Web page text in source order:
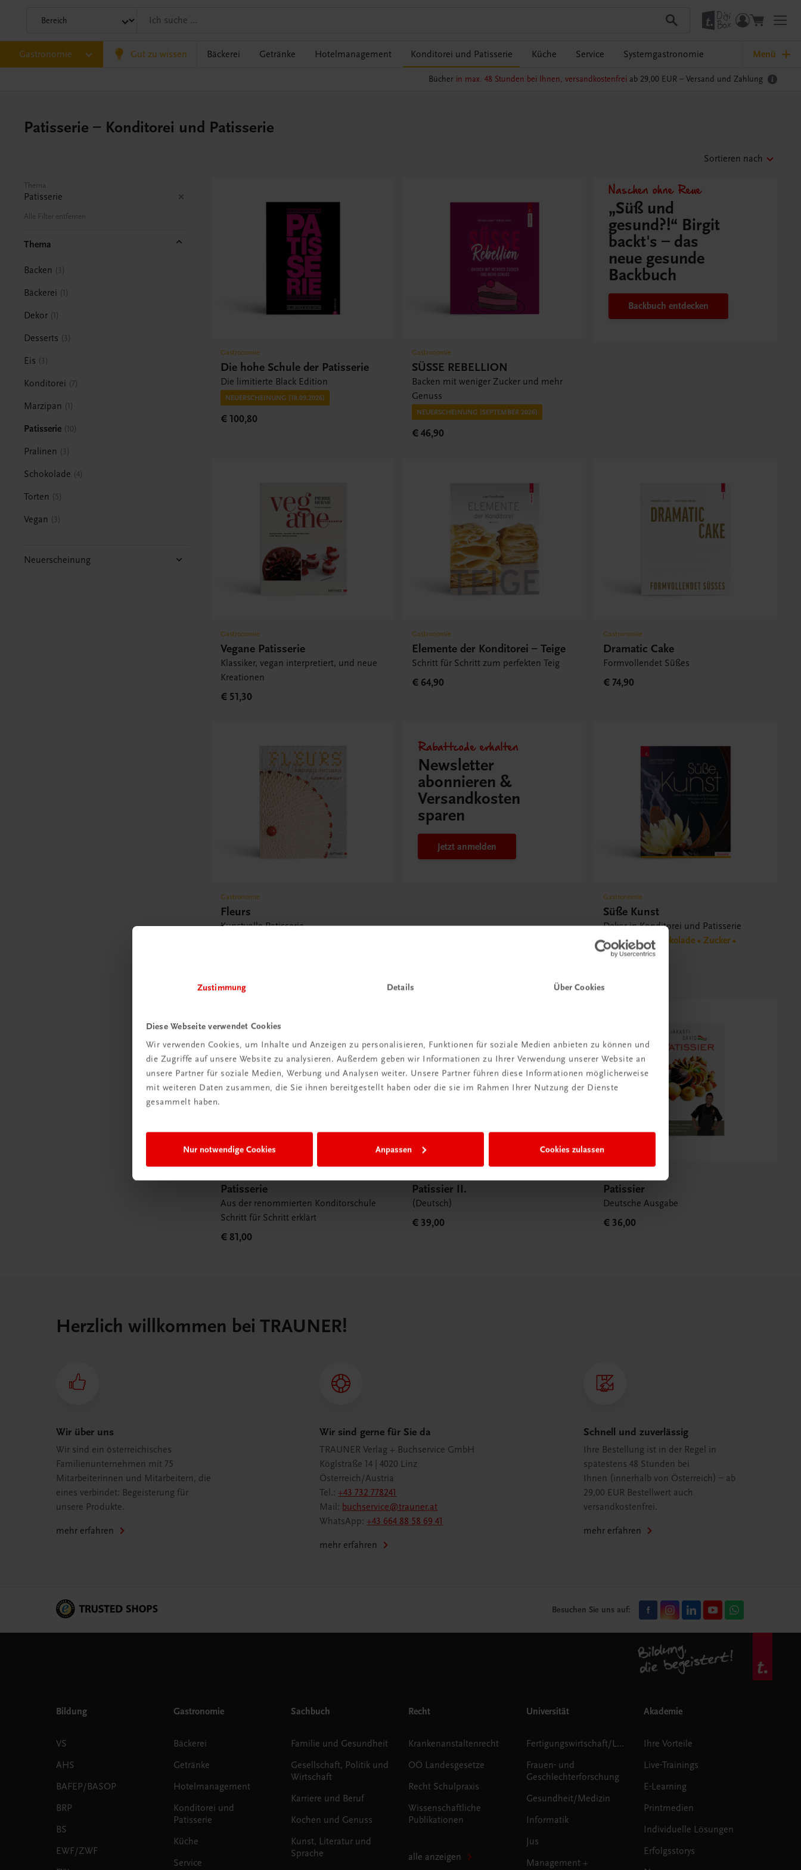
Zustimmung Details Über Cookies
Diese Webseite verwendet Cookies
Wir verwenden Cookies, um Inhalte und Anzeigen zu personalisieren, Funktionen für soziale Medien anbieten zu können und
die Zugriffe auf unsere Website zu analysieren. Außerdem geben wir Informationen zu Ihrer Verwendung unserer Website an
unsere Partner für soziale Medien, Werbung und Analysen weiter. Unsere Partner führen diese Informationen möglicherweise
mit weiteren Daten zusammen, die Sie ihnen bereitgestellt haben oder die sie im Rahmen Ihrer Nutzung der Dienste
gesammelt haben.
Nur notwendige Cookies Anpassen Cookies zulassen
Gastronomie Gut zu wissen Bäckerei Getränke Hotelmanagement Konditorei und Patisserie Küche Service Systemgastronomie Menü
Bücher in max. 48 Stunden bei Ihnen, versandkostenfrei ab 29,00 EUR – Versand und Zahlung
Patisserie – Konditorei und Patisserie
Sortieren nach
Thema
Patisserie
Alle Filter entfernen
Thema
Backen 3
Bäckerei 1
Dekor 1
Desserts 3
Eis 3
Konditorei 7
Marzipan 1
Patisserie 10
Pralinen 3
Schokolade 4
Torten 5
Vegan 3
Neuerscheinung
Gastronomie
Die hohe Schule der Patisserie
Die limitierte Black Edition
NEUERSCHEINUNG (18.09.2026)
€ 100,80
Gastronomie
SÜSSE REBELLION
Backen mit weniger Zucker und mehr
Genuss
NEUERSCHEINUNG (SEPTEMBER 2026)
€ 46,90
Naschen ohne Reue
„Süß und
gesund?!“ Birgit
backt's – das
neue gesunde
Backbuch
Backbuch entdecken
Gastronomie
Vegane Patisserie
Klassiker, vegan interpretiert, und neue
Kreationen
€ 51,30
Gastronomie
Elemente der Konditorei – Teige
Schritt für Schritt zum perfekten Teig
€ 64,90
Gastronomie
Dramatic Cake
Formvollendet Süßes
€ 74,90
Gastronomie
Fleurs
Kunstvolle Patisserie
Rabattcode erhalten
Newsletter
abonnieren &
Versandkosten
sparen
Jetzt anmelden
Gastronomie
Süße Kunst
Dekor in Konditorei und Patisserie
Marzipan • Schokolade • Zucker •
Gebackenes
Patisserie
Aus der renommierten Konditorschule
Schritt für Schritt erklärt
€ 81,00
Patissier II.
(Deutsch)
€ 39,00
Patissier
Deutsche Ausgabe
€ 36,00
Herzlich willkommen bei TRAUNER!
Wir über uns
Wir sind ein österreichisches
Familienunternehmen mit 75
Mitarbeiterinnen und Mitarbeitern, die
eines verbindet: Begeisterung für
unsere Produkte.
mehr erfahren
Wir sind gerne für Sie da
TRAUNER Verlag + Buchservice GmbH
Köglstraße 14 | 4020 Linz
Österreich/Austria
Tel.:+43 732 778241
Mail: buchservice@trauner.at
WhatsApp:+43 664 88 58 69 41
mehr erfahren
Schnell und zuverlässig
Ihre Bestellung ist in der Regel in
spätestens 48 Stunden bei
Ihnen (innerhalb von Österreich) – ab
29,00 EUR Bestellwert auch
versandkostenfrei.
mehr erfahren
Besuchen Sie uns auf:
Bildung
VS
AHS
BAFEP/BASOP
BRP
BS
EWF/ZWF
Gastronomie
Bäckerei
Getränke
Hotelmanagement
Konditorei und
Patisserie
Küche
Service
Sachbuch
Familie und Gesundheit
Gesellschaft, Politik und
Wirtschaft
Karriere und Beruf
Kochen und Genuss
Kunst, Literatur und
Sprache
Recht
Krankenanstaltenrecht
OÖ Landesgesetze
Recht Schulpraxis
Wissenschaftliche
Publikationen
alle anzeigen
Universität
Fertigungswirtschaft/Logistik
Frauen- und
Geschlechterforschung
Gesundheit/Medizin
Informatik
Jus
Management +
Akademie
Ihre Vorteile
Live-Trainings
E-Learning
Printmedien
Individuelle Lösungen
Erfolgsstorys